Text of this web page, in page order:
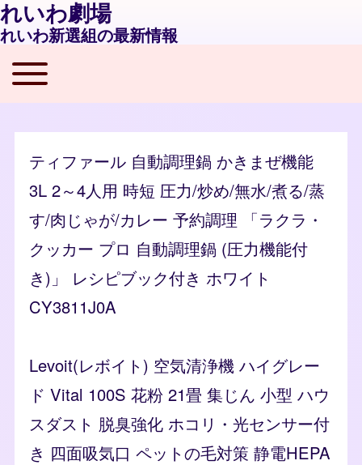
れいわ劇場
れいわ新選組の最新情報
Main navigation
Toggle main menu
ティファール 自動調理鍋 かきまぜ機能
3L 2～4人用 時短 圧力/炒め/無水/煮る/蒸
す/肉じゃが/カレー 予約調理 「ラクラ・
クッカー プロ 自動調理鍋 (圧力機能付
き)」 レシピブック付き ホワイト
CY3811J0A
Levoit(レボイト) 空気清浄機 ハイグレー
ド Vital 100S 花粉 21畳 集じん 小型 ハウ
スダスト 脱臭強化 ホコリ・光センサー付
き 四面吸気口 ペットの毛対策 静電HEPA